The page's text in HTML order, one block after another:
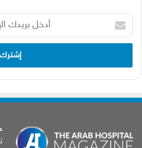
بريدك
الإلكتروني